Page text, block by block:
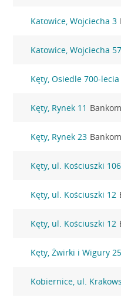
Katowice, Wojciecha 3
Katowice, Wojciecha 57
Kęty, Osiedle 700-
Kęty, Rynek 11
Kęty, Rynek 23
Kęty, ul. Kościuszki 106
Kęty, ul. Kościuszki 12
Kęty, ul. Kościuszki 12
Kęty, Żwirki i Wigury 25
Kobiernice, ul.